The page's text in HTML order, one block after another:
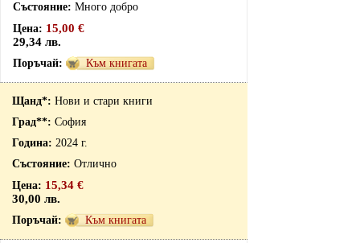
Много добро
15,00 €
29,34 лв.
Към книгата
Нови и стари книги
София
2024 г.
Отлично
15,34 €
30,00 лв.
Към книгата